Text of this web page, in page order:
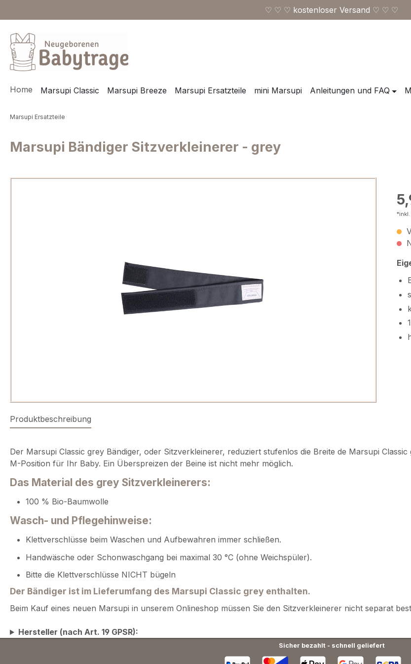
♡ ♡ ♡ kostenloser Versand ♡ ♡ ♡
Home Marsupi Classic Marsupi Breeze Marsupi Ersatzteile mini Marsupi Anleitungen und FAQ
Marsupi Ersatzteile
Marsupi Bändiger Sitzverkleinerer - grey
*inkl.
Produktbeschreibung
Der Marsupi Classic grey Bändiger, oder Sitzverkleinerer, reduziert stufenlos die Breite de Marsupi
M-Position für Ihr Baby. Ein Überspreizen der Beine ist nicht mehr möglich.
Das Material des grey Sitzverkleinerers:
100 % Bio-Baumwolle
Wasch- und Pflegehinweise:
Klettverschlüsse beim Waschen und Aufbewahren immer schließen.
Handwäsche oder Schonwaschgang bei maximal 30 °C (ohne Weichspüler).
Bitte die Klettverschlüsse NICHT bügeln
Der Bändiger ist im Lieferumfang des Marsupi Classic grey enthalten.
Beim Kauf eines neuen Marsupi in unserem Onlineshop müssen Sie den Sitzverkleinerer nicht separat
Hersteller (nach Art. 19 GPSR):
Sicher bezahlt - schnell geliefert